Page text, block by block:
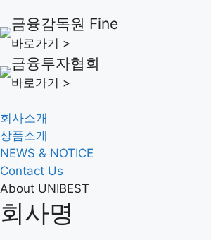
금융감독원 Fine
바로가기 >
금융투자협회
바로가기 >
회사소개
상품소개
NEWS & NOTICE
Contact Us
About UNIBEST
회사명